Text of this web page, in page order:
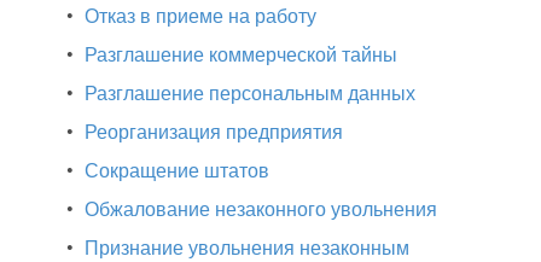
• Отказ в приеме на работу
• Разглашение коммерческой тайны
• Разглашение персональным данных
• Реорганизация предприятия
• Сокращение штатов
• Обжалование незаконного увольнения
• Признание увольнения незаконным